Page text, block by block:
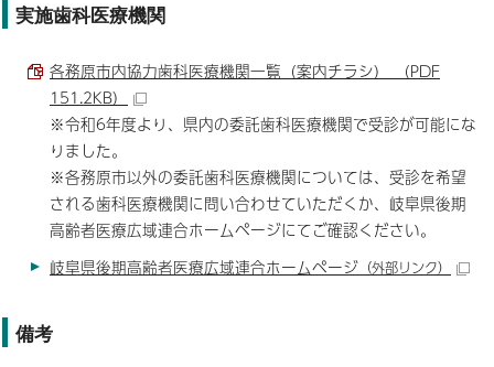
実施歯科医療機関
各務原市内協力歯科医療機関一覧（案内チラシ） （PDF
151.2KB）
※令和6年度より、県内の委託歯科医療機関で受診が可能にな
りました。
※各務原市以外の委託歯科医療機関については、受診を希望
される歯科医療機関に問い合わせていただくか、岐阜県後期
高齢者医療広域連合ホームページにてご確認ください。
岐阜県後期高齢者医療広域連合ホームページ （外部リンク）
備考